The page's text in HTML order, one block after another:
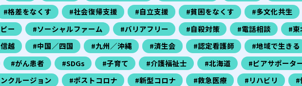
#格差をなくす #社会復帰支援 #自立支援 #貧困をなくす #多文化共生
ー
#ソーシャルファーム #バリアフリー #自殺対策 #電話相談 #東
越 #中国／四国 #九州／沖縄 #済生会 #認定看護師 #地域で生きる
#がん患者 #SDGs #子育て #介護福祉士 #北海道 #ピアサポータ
クルージョン
#ポストコロナ #新型コロナ #救急医療 #リハビリ #